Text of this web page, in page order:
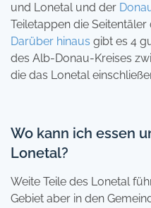
und Lonetal und der
Teiletappen die
Darüber hinaus gibt es 4
des Alb-Donau-Kreises
die das Lonetal
Wo kann ich essen
Lonetal?
Weite Teile des Lonetal
Gebiet aber in den